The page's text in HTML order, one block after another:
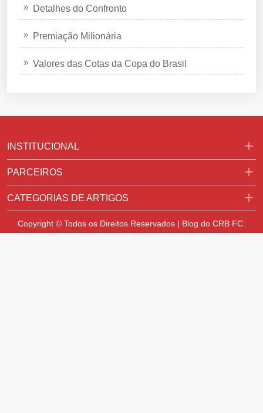
Detalhes do Confronto
Premiação Milionária
Valores das Cotas da Copa do Brasil
INSTITUCIONAL
PARCEIROS
CATEGORIAS DE ARTIGOS
Copyright © Todos os Direitos Reservados | Blog do CRB FC.